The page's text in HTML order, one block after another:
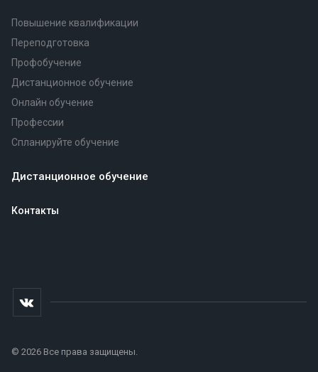
Повышение квалификации
Переподготовка
Профобучение
Дистанционное обучение
Онлайн обучение
Профессии
Спланируйте обучение
Дистанционное обучение
Контакты
© 2026 Все права защищены.